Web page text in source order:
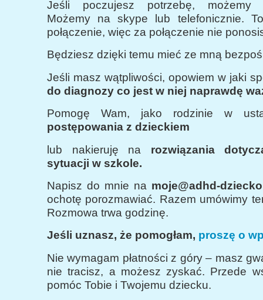
Jeśli poczujesz potrzebę, możemy
Możemy na skype lub telefonicznie.
połączenie, więc za połączenie nie
Będziesz dzięki temu mieć ze mną
Jeśli masz wątpliwości, opowiem w jaki
do diagnozy co jest w niej naprawdę
Pomogę Wam, jako rodzinie w
postępowania z dzieckiem
lub nakieruję na rozwiązania
sytuacji w szkole.
Napisz do mnie na moje@adhd-
ochotę porozmawiać. Razem umówimy
Rozmowa trwa godzinę.
Jeśli uznasz, że pomogłam, proszę o
Nie wymagam płatności z góry – masz
nie tracisz, a możesz zyskać. Przede
pomóc Tobie i Twojemu dziecku.